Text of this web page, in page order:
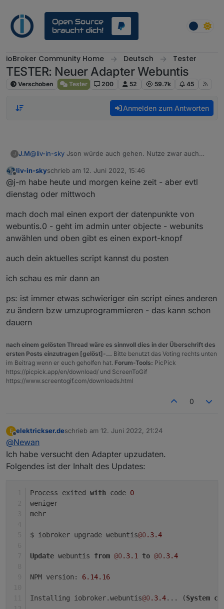
ioBroker Community Home Deutsch Tester
TESTER: Neuer Adapter Webuntis
Verschoben Tester 200 52 59.7k 45
Anmelden zum Antworten
J J.M@liv-in-sky Json würde auch gehen. Nutze zwar auch
es auch möglich.
Auch wenn du es nicht glaubst. Ich habe ohne
Übertreibung Wochen gebraucht (nicht durchgängig ;)) um
dein Script so anzupassen wie es jetzt ist. Ich habe
gegoogelt probiert gelöscht von vorn und mich gefreut
wenn kein Fehler bei meiner Änderung entstanden ist.
Was ich damit sagen will, ich habe keine Ahnung ´wie ich
das umsetzen kann.
ich die nächsten Wochen wieder eine Beschäftigung. :)
Offline
liv-in-skyschrieb am 12. Juni 2022, 15:46
zuletzt editiert von
@j-m habe heute und morgen keine zeit - aber evtl
dienstag oder mittwoch
mach doch mal einen export der datenpunkte von
webuntis.0 - geht im admin unter objecte - webunits
anwählen und oben gibt es einen export-knopf
auch dein aktuelles script kannst du posten
ich schau es mir dann an
ps: ist immer etwas schwieriger ein script eines anderen
zu ändern bzw umzuprogrammieren - das kann schon
dauern
nach einem gelösten Thread wäre es sinnvoll dies in der Überschrift des
ersten Posts einzutragen [gelöst]-... Bitte benutzt das Voting rechts unten
im Beitrag wenn er euch geholfen hat. Forum-Tools: PicPick
https://picpick.app/en/download/ und ScreenToGif
https://www.screentogif.com/downloads.html
0
E
Offline
elektrickser.deschrieb am 12. Juni 2022, 21:24
zuletzt editiert von
@Newan
Ich habe versucht den Adapter upzudaten.
Folgendes ist der Inhalt des Updates:
Process exited with code 0
weniger
mehr
$ iobroker upgrade webuntis@0.3.4
Update webuntis from @0.3.1 to @0.3.4
NPM version: 6.14.16
Installing iobroker.webuntis@0.3.4... (System